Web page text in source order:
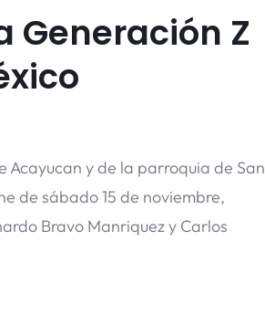
Generación Z
Acayucan y de la parroquia de San
de sábado 15 de noviembre,
Bravo Manriquez y Carlos